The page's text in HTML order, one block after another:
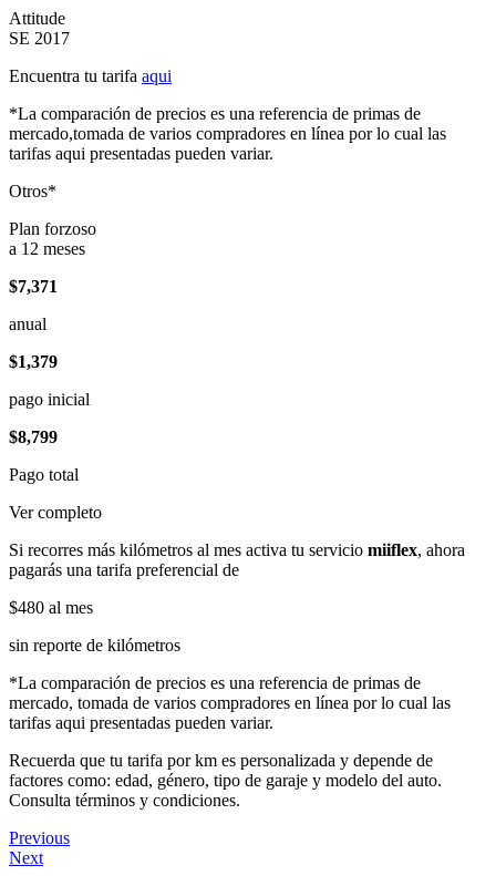
Attitude
SE 2017
Encuentra tu tarifa aqui
*La comparación de precios es una referencia de primas de
mercado,tomada de varios compradores en línea por lo cual las
tarifas aqui presentadas pueden variar.
Otros*
Plan forzoso
a 12 meses
$7,371
anual
$1,379
pago inicial
$8,799
Pago total
Ver completo
Si recorres más kilómetros al mes activa tu servicio miiflex, ahora
pagarás una tarifa preferencial de
$480 al mes
sin reporte de kilómetros
*La comparación de precios es una referencia de primas de
mercado, tomada de varios compradores en línea por lo cual las
tarifas aqui presentadas pueden variar.
Recuerda que tu tarifa por km es personalizada y depende de
factores como: edad, género, tipo de garaje y modelo del auto.
Consulta términos y condiciones.
Previous
Next